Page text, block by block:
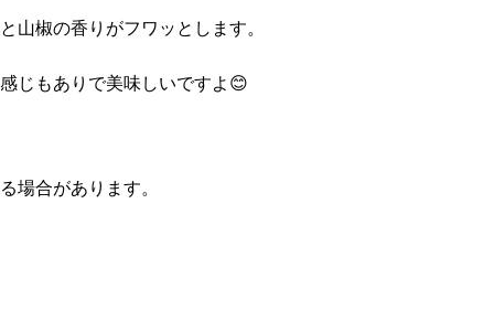
山椒の香りがフワッとします。
じもありで美味しいですよ😊
場合があります。